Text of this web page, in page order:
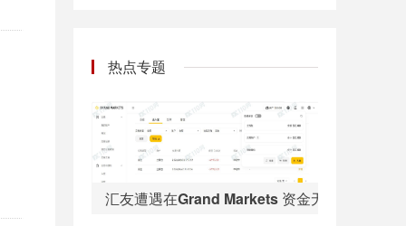
热点专题
汇友遭遇在Grand Markets 资金无故清零 ，